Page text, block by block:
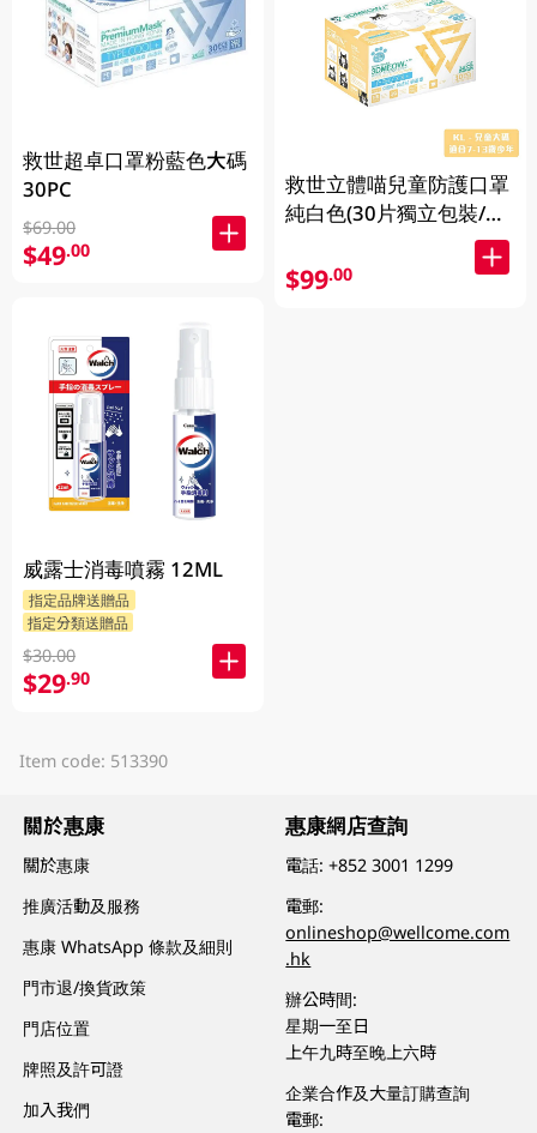
救世超卓口罩粉藍色大碼
30PC
$69.00
$49.00
威露士消毒噴霧 12ML
指定品牌送贈品
指定分類送贈品
$30.00
$29.90
救世立體喵兒童防護口罩
純白色(30片獨立包裝/盒)
$99.00
Item code: 513390
關於惠康
關於惠康
推廣活動及服務
惠康 WhatsApp 條款及細則
門市退/換貨政策
門店位置
牌照及許可證
加入我們
惠康網店查詢
電話:+852 3001 1299
電郵:
onlineshop@wellcome.com
.hk
辦公時間:
星期一至日
上午九時至晚上六時
企業合作及大量訂購查詢
電郵: